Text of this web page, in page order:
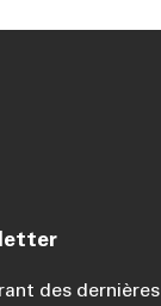
des dernières